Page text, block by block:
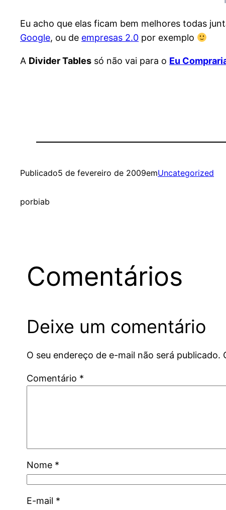
Eu acho que elas ficam bem melhores todas
Google, ou de empresas 2.0 por exemplo
A Divider Tables só não vai para o Eu
Publicado5 de fevereiro de 2009emUncategorized
porbiab
Comentários
Deixe um comentário
O seu endereço de e-mail não será publicado.
Comentário *
Nome *
E-mail *